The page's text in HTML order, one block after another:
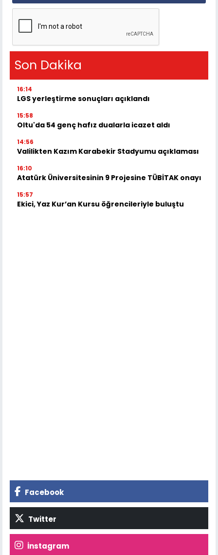
Son Dakika
16:14
LGS yerleştirme sonuçları açıklandı
15:58
Oltu'da 54 genç hafız dualarla icazet aldı
14:56
Valilikten Kazım Karabekir Stadyumu açıklaması
16:10
Atatürk Üniversitesinin 9 Projesine TÜBİTAK onayı
15:57
Ekici, Yaz Kur’an Kursu öğrencileriyle buluştu
Facebook
Twitter
İnstagram